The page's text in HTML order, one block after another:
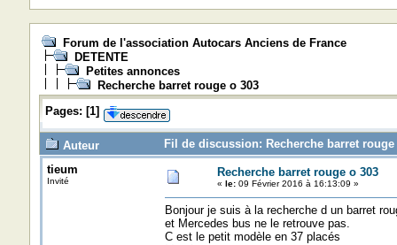
Forum de l'association Autocars Anciens de France
DETENTE
Petites annonces
Recherche barret rouge o 303
Pages: [1]
Auteur
Fil de discussion: Recherche barret
tieum
Invité
Recherche barret rouge o 303
« le:09 Février 2016 à 16:13:09 »
Bonjour je suis à la recherche d un barret
et Mercedes bus ne le retrouve pas.
C est le petit modèle en 37 placés